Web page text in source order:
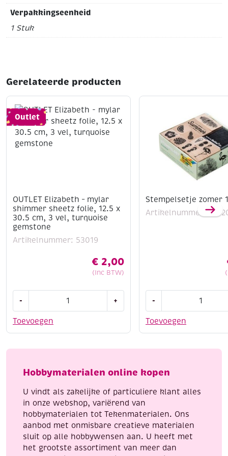
Verpakkingseenheid
1 Stuk
Gerelateerde producten
Outlet
OUTLET Elizabeth – mylar
shimmer sheetz folie, 12.5 x
30.5 cm, 3 vel, turquoise
gemstone
Artikelnummer: 53019
€ 2,00
(Inc BTW)
Toevoegen
-
-
sheetz
12.5
30.5
cm,
vel,
turquoise
gemstone
+
Stempelsetje zomer
Artikelnummer:
Toevoegen
-
13-
Hobbymaterialen online kopen
U vindt als zakelijke of particuliere klant alles
in onze webshop, variërend van
hobbymaterialen tot Tekenmaterialen. Ons
aanbod met onmisbare creatieve materialen
sluit op alle hobbywensen aan. U heeft met
het grootste assortiment van meer dan